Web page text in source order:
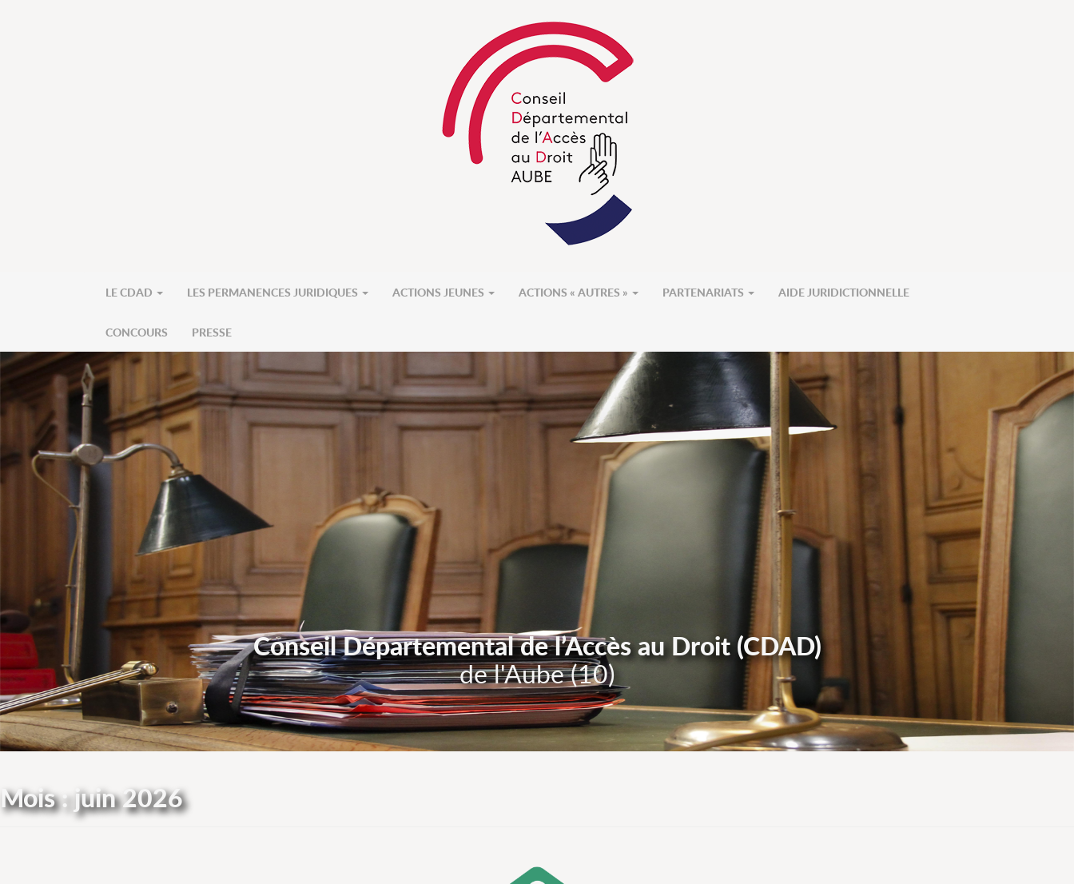
LE CDAD LES PERMANENCES JURIDIQUES ACTIONS JEUNES ACTIONS « AUTRES » PARTENARIATS AIDE JURIDICTIONNELLE
CONCOURS PRESSE
Conseil Départemental de l’Accès au Droit (CDAD)
de l'Aube (10)
Mois :juin 2026